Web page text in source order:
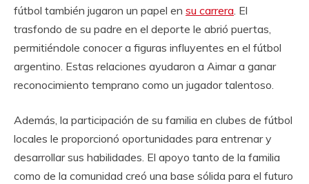
fútbol también jugaron un papel en su carrera. El
trasfondo de su padre en el deporte le abrió puertas,
permitiéndole conocer a figuras influyentes en el fútbol
argentino. Estas relaciones ayudaron a Aimar a ganar
reconocimiento temprano como un jugador talentoso.
Además, la participación de su familia en clubes de fútbol
locales le proporcionó oportunidades para entrenar y
desarrollar sus habilidades. El apoyo tanto de la familia
como de la comunidad creó una base sólida para el futuro